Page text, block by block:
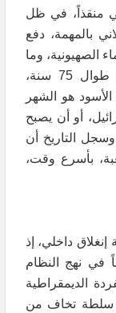
منقذاً، في ظل
بالمهمة، دفع
الصهيونية، وما
أراده كل رؤوساء الحكومات الإسرائيلية طوال 75 سنة،
هو الشهر
أو أن يصبح
وسجل التاريخ أن
بأسرع وقت،
داخلي، إذ
في نهج النظام
الديمقراطية
سلطة تخاف من